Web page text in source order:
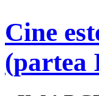
Cine
(partea